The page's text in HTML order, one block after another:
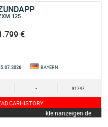
125
€
BAYERN
- 91747
kleinanzeigen.de